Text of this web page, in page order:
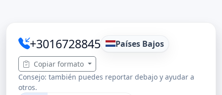
+3016728845 Países Bajos
Copiar formato
Consejo: también puedes reportar debajo y ayudar a
otros.